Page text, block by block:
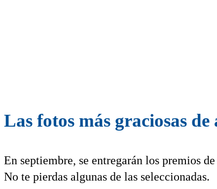
Las fotos más graciosas
En septiembre, se entregarán los premios
No te pierdas algunas de las seleccionadas.